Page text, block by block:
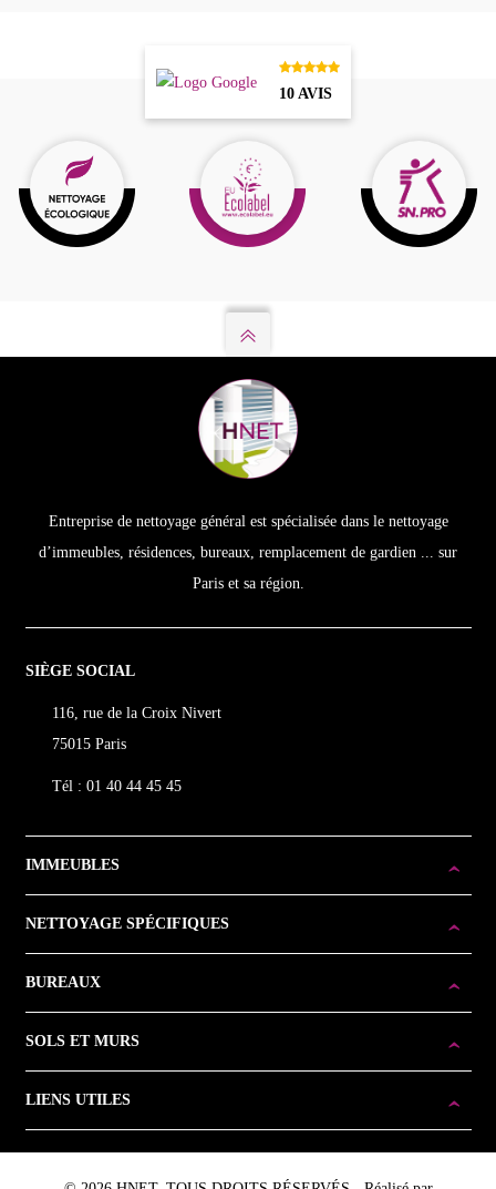
10 AVIS
Entreprise de nettoyage général est spécialisée dans le nettoyage
d’immeubles, résidences, bureaux, remplacement de gardien ... sur
Paris et sa région.
SIÈGE SOCIAL
116, rue de la Croix Nivert
75015 Paris
Tél : 01 40 44 45 45
IMMEUBLES
NETTOYAGE SPÉCIFIQUES
BUREAUX
SOLS ET MURS
LIENS UTILES